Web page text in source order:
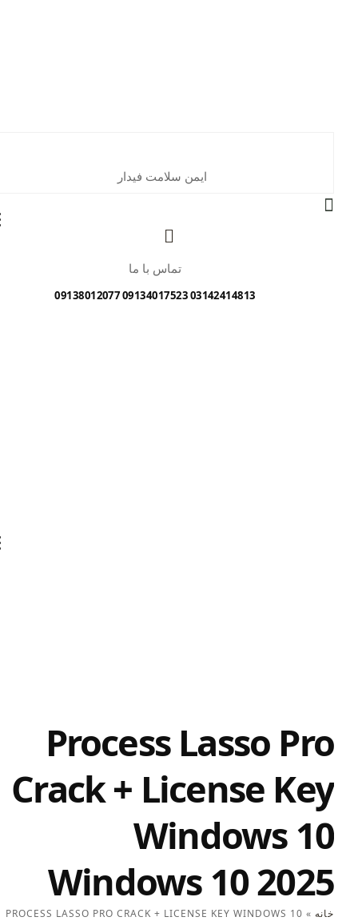
ایمن سلامت فیدار
تماس با ما
03142414813 09134017523 09138012077
Process Lasso Pro
Crack + License Key
Windows 10
Windows 10 2025
»
PROCESS LASSO PRO CRACK + LICENSE KEY WINDOWS 10